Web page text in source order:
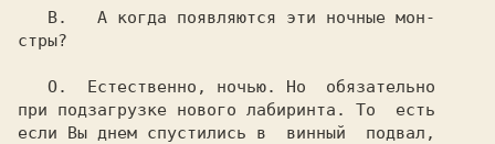
   В.
  А когда появляются эти ночные мон-
стры?
   О.
Естественно, ночью. Но  обязательно
при подзагрузке нового лабиринта. То  есть
если Вы днем спустились в  винный  подвал,